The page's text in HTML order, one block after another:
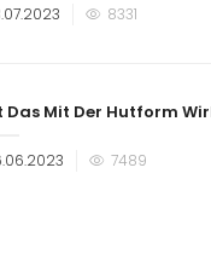
8331
Das Mit Der Hutform
7489